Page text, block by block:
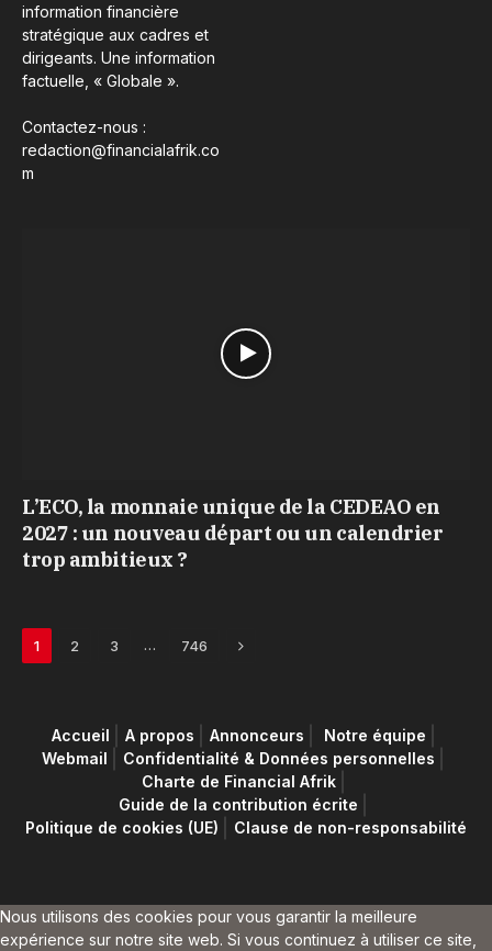
information financière
stratégique aux cadres et
dirigeants. Une information
factuelle, « Globale ».
Contactez-nous :
redaction@financialafrik.co
m
L’ECO, la monnaie unique de la CEDEAO en
2027 : un nouveau départ ou un calendrier
trop ambitieux ?
1 2 3 … 746 Next
Accueil A propos Annonceurs
Notre équipe
Webmail
Confidentialité & Données personnelles
Charte de Financial Afrik
Guide de la contribution écrite
Politique de cookies (UE)
Clause de non-responsabilité
Nous utilisons des cookies pour vous garantir la meilleure
expérience sur notre site web. Si vous continuez à utiliser ce site,